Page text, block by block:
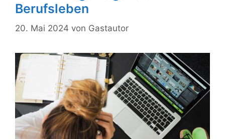
Berufsleben
20. Mai 2024 von Gastautor